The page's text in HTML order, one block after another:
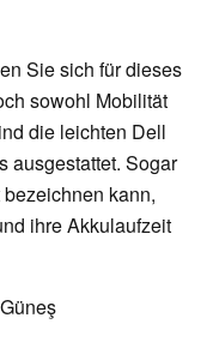
Sie sich für dieses
sowohl Mobilität
die leichten Dell
ausgestattet. Sogar
kann,
ihre Akkulaufzeit